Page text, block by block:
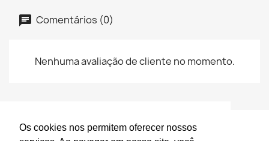
Os cookies nos permitem oferecer nossos
Comentários (0)
Nenhuma avaliação de cliente no momento.